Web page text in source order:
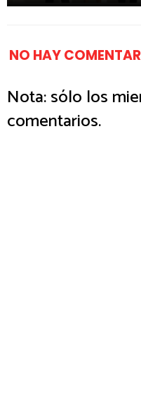
NO HAY
Nota: sólo los
comentarios.